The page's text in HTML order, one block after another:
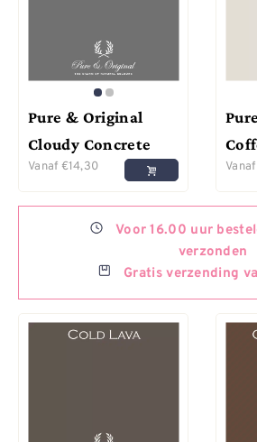
Pure & Original
Cloudy Concrete
Vanaf €14,30 Vanaf
Voor 16.00 uur
verzonden
Gratisverzending